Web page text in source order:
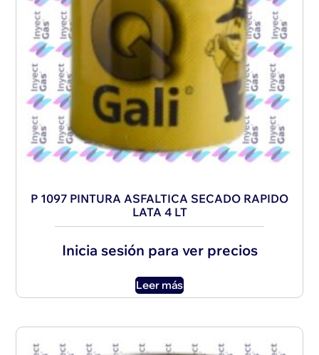
P 1097 PINTURA ASFALTICA SECADO RAPIDO
LATA 4 LT
Inicia sesión para ver precios
Leer más